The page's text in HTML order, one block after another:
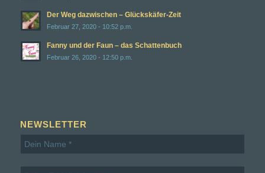
Der Weg dazwischen – Glückskäfer-Zeit
Februar 27, 2020 - 10:52 p.m.
Fanny und der Faun – das Schattenbuch
Februar 26, 2020 - 12:50 p.m.
NEWSLETTER